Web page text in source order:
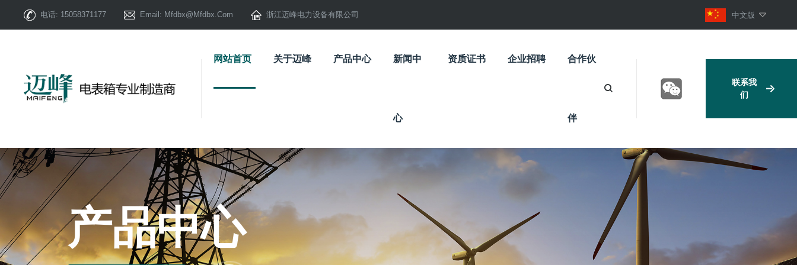
电话: 15058371177 Email: Mfdbx@mfdbx.com 浙江迈峰电力设备有限公司 中文版
网站首页 关于迈峰 产品中心 新闻中
心
资质证书 企业招聘 合作伙
伴
联系我
们
产品中心